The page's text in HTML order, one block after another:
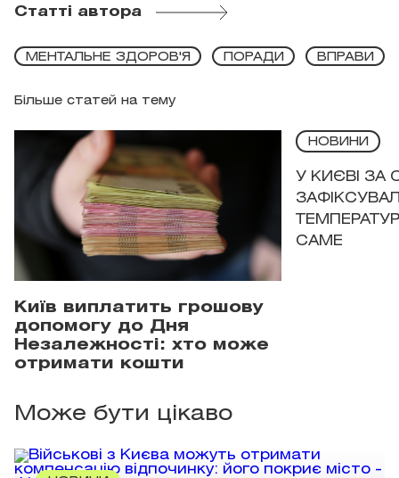
Статті автора
Більше статей на тему
МЕНТАЛЬНЕ ЗДОРОВ'Я ПОРАДИ ВПРАВИ
Київ виплатить грошову
допомогу до Дня
Незалежності: хто може
отримати кошти
НОВИНИ
У КИЄВІ ЗА
САМЕ
Може бути цікаво